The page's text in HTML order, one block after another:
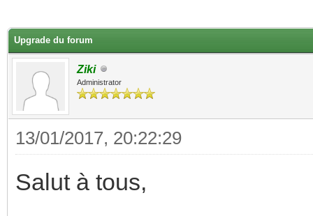
Upgrade du forum
Ziki
Administrator
13/01/2017, 20:22:29
Salut à tous,